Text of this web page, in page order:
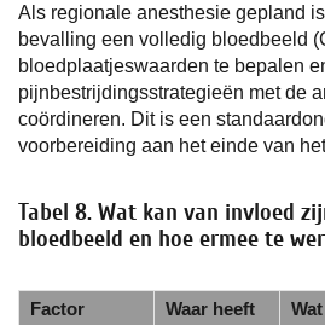
Als regionale anesthesie gepland
bevalling een volledig bloedbeeld
bloedplaatjeswaarden te bepalen
pijnbestrijdingsstrategieën met de
coördineren. Dit is een
voorbereiding aan het einde van
Tabel 8. Wat kan van invloed
bloedbeeld en hoe ermee te
Factor Waar heeft